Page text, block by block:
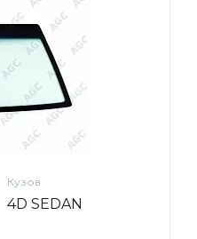
Кузов
4D SEDAN